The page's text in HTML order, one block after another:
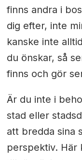
finns andra i
dig efter, inte
kanske inte
du önskar, så
finns och gör
Är du inte i
stad eller
att bredda sina
perspektiv. Här